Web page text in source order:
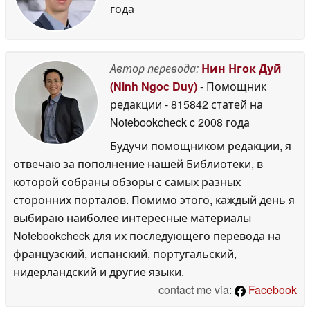
года
Автор перевода: Нин Нгок Дуй
(Ninh Ngoc Duy)- Помощник
редакции - 815842 статей на
Notebookcheckc 2008 года
Будучи помощником редакции, я
отвечаю за пополнение нашей Библиотеки, в
которой собраны обзоры с самых разных
сторонних порталов. Помимо этого, каждый день я
выбираю наиболее интересные материалы
Notebookcheck для их последующего перевода на
французский, испанский, португальский,
нидерландский и другие языки.
contact me via:
Facebook